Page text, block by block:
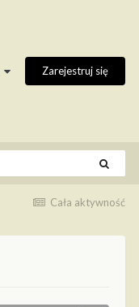
Zarejestruj się
Cała aktywność